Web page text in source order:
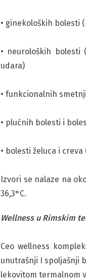
• ginekoloških bolesti
• neuroloških bolesti
udara)
• funkcionalnih
• plućnih bolesti i
• bolesti želuca i
Izvori se nalaze na
36,3°C.
Wellness u Rimskim
Ceo wellness
unutrašnji I spoljašnji
lekovitom termalnom